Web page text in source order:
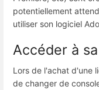
potentiellement
utiliser son logiciel
Accéder à
Lors de l'achat d'une
de changer de